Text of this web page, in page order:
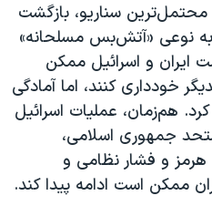
سناریو، بازگشت
نوعی «آتش‌بس مسلحانه»
و اسرائیل ممکن
خودداری کنند، اما آمادگی
هم‌زمان، عملیات اسرائیل
جمهوری اسلامی،
و فشار نظامی و
ممکن است ادامه پیدا کند.